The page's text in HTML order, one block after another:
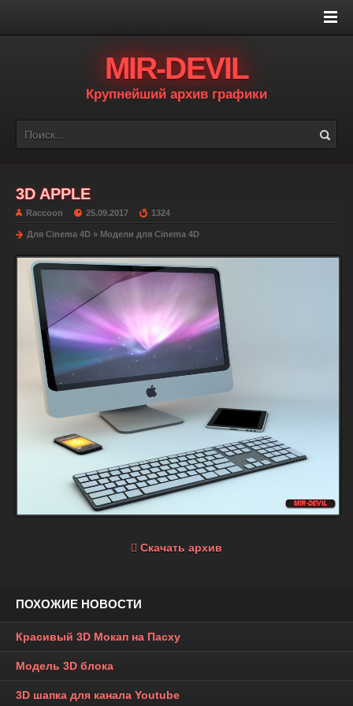
MIR-DEVIL
Крупнейший архив графики
3D APPLE
Raccoon 25.09.2017 1324
Для Cinema 4D » Модели для Cinema 4D
Скачать архив
ПОХОЖИЕ НОВОСТИ
Красивый 3D Мокап на Пасху
Модель 3D блока
3D шапка для канала Youtube